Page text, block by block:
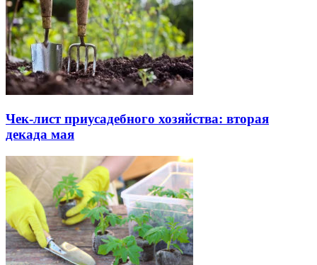
Чек-лист приусадебного хозяйства: вторая
декада мая